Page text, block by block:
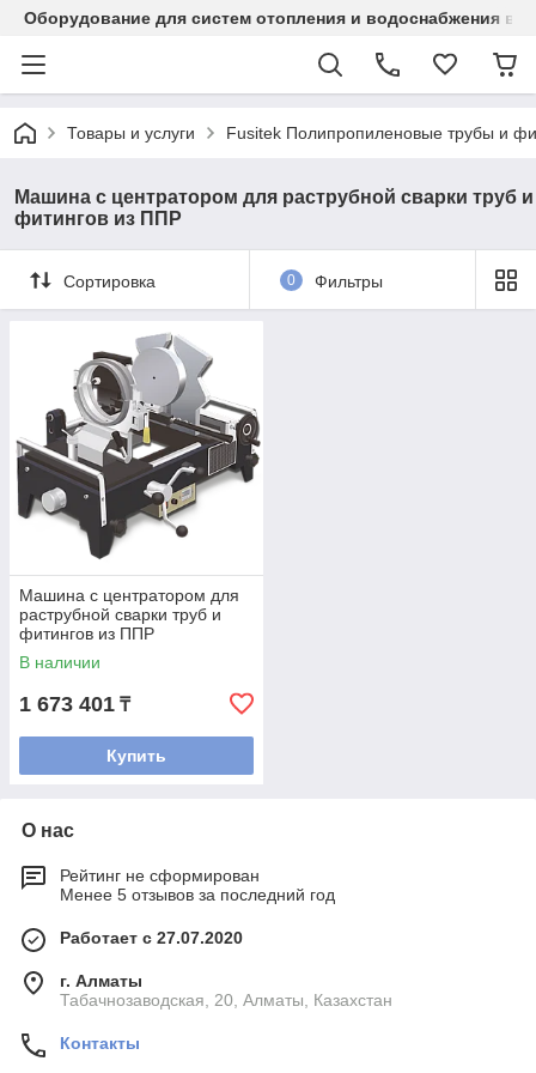
Оборудование для систем отопления и водоснабжения в
Товары и услуги Fusitek Полипропиленовые трубы и
Машина с центратором для раструбной сварки труб и
фитингов из ППР
Сортировка 0 Фильтры
Машина с центратором для
раструбной сварки труб и
фитингов из ППР
В наличии
1 673 401 ₸
Купить
О нас
Рейтинг не сформирован
Менее 5 отзывов за последний год
Работает с 27.07.2020
г. Алматы
Табачнозаводская, 20, Алматы, Казахстан
Контакты